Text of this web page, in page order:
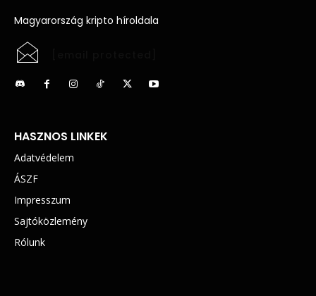
Magyarország kripto híroldala
HASZNOS LINKEK
Adatvédelem
ÁSZF
Impresszum
Sajtóközlemény
Rólunk